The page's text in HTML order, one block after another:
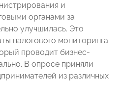
и
органами за
улучшилась. Это
налогового мониторинга
проводит бизнес-
В опросе приняли
из различных